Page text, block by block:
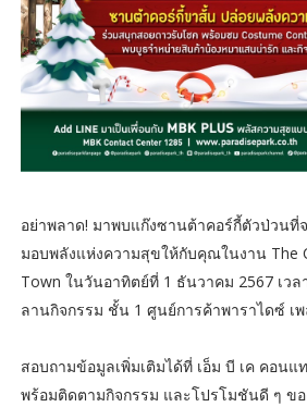
อย่าพลาด! มาพบแก๊งซานต้าคอร์กี้ตัวป่วนที่
มอบพลังแห่งความสุขให้กับคุณในงาน The
Town ในวันอาทิตย์ที่ 1 ธันวาคม 2567 เว
ลานกิจกรรม ชั้น 1 ศูนย์การค้าพาราไดซ์ เ
สอบถามข้อมูลเพิ่มเติมได้ที่ เอ็ม บี เค คอนแ
พร้อมติดตามกิจกรรม และโปรโมชันดี ๆ ข